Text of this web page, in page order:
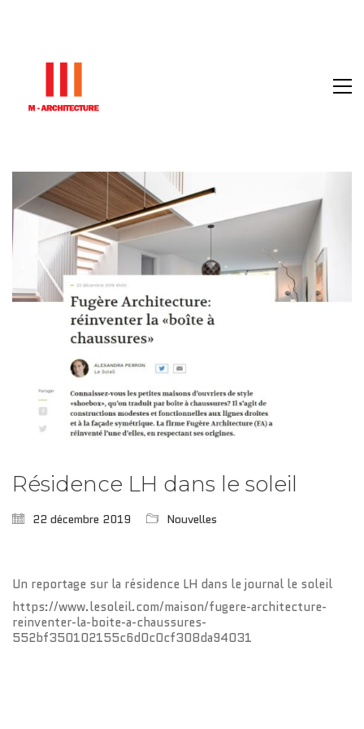
Résidence LH dans le soleil
22 décembre 2019 Nouvelles
Un reportage sur la résidence LH dans le journal le soleil
https://www.lesoleil.com/maison/fugere-architecture-
reinventer-la-boite-a-chaussures-
552bf350102155c6d0c0cf308da94031